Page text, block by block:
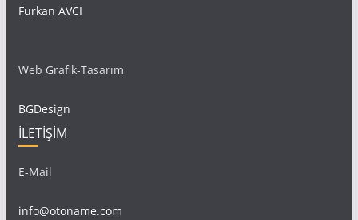
Furkan AVCI
Web Grafik-Tasarım
BGDesign
İLETİŞİM
E-Mail
info@otoname.com